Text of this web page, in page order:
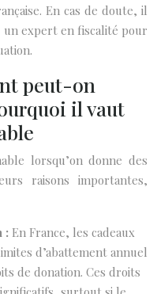
En cas de doute, il
expert en fiscalité pour
peut-on
il vaut
lorsqu’on donne des
raisons importantes,
: En France, les cadeaux
d’abattement annuel
de donation. Ces droits